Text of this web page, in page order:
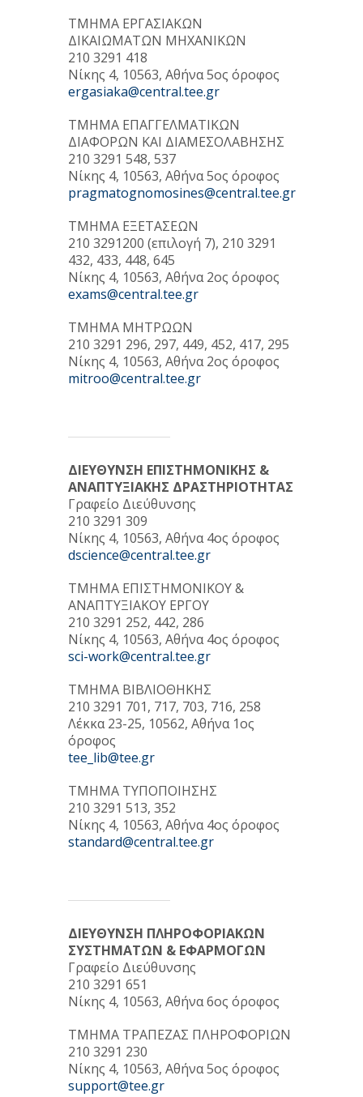
ΤΜΗΜΑ ΕΡΓΑΣΙΑΚΩΝ
ΔΙΚΑΙΩΜΑΤΩΝ ΜΗΧΑΝΙΚΩΝ
210 3291 418
Νίκης 4, 10563, Αθήνα 5ος όροφος
ergasiaka@central.tee.gr
ΤΜΗΜΑ ΕΠΑΓΓΕΛΜΑΤΙΚΩΝ
ΔΙΑΦΟΡΩΝ ΚΑΙ ΔΙΑΜΕΣΟΛΑΒΗΣΗΣ
210 3291 548, 537
Νίκης 4, 10563, Αθήνα 5ος όροφος
pragmatognomosines@central.tee.gr
ΤΜΗΜΑ ΕΞΕΤΑΣΕΩΝ
210 3291200 (επιλογή 7), 210 3291
432, 433, 448, 645
Νίκης 4, 10563, Αθήνα 2ος όροφος
exams@central.tee.gr
ΤΜΗΜΑ ΜΗΤΡΩΩΝ
210 3291 296, 297, 449, 452, 417, 295
Νίκης 4, 10563, Αθήνα 2ος όροφος
mitroo@central.tee.gr
ΔΙΕΥΘΥΝΣΗ ΕΠΙΣΤΗΜΟΝΙΚΗΣ &
ΑΝΑΠΤΥΞΙΑΚΗΣ ΔΡΑΣΤΗΡΙΟΤΗΤΑΣ
Γραφείο Διεύθυνσης
210 3291 309
Νίκης 4, 10563, Αθήνα 4ος όροφος
dscience@central.tee.gr
ΤΜΗΜΑ ΕΠΙΣΤΗΜΟΝΙΚΟΥ &
ΑΝΑΠΤΥΞΙΑΚΟΥ ΕΡΓΟΥ
210 3291 252, 442, 286
Νίκης 4, 10563, Αθήνα 4ος όροφος
sci-work@central.tee.gr
ΤΜΗΜΑ ΒΙΒΛΙΟΘΗΚΗΣ
210 3291 701, 717, 703, 716, 258
Λέκκα 23-25, 10562, Αθήνα 1ος
όροφος
tee_lib@tee.gr
ΤΜΗΜΑ ΤΥΠΟΠΟΙΗΣΗΣ
210 3291 513, 352
Νίκης 4, 10563, Αθήνα 4ος όροφος
standard@central.tee.gr
ΔΙΕΥΘΥΝΣΗ ΠΛΗΡΟΦΟΡΙΑΚΩΝ
ΣΥΣΤΗΜΑΤΩΝ & ΕΦΑΡΜΟΓΩΝ
Γραφείο Διεύθυνσης
210 3291 651
Νίκης 4, 10563, Αθήνα 6ος όροφος
ΤΜΗΜΑ ΤΡΑΠΕΖΑΣ ΠΛΗΡΟΦΟΡΙΩΝ
210 3291 230
Νίκης 4, 10563, Αθήνα 5ος όροφος
support@tee.gr